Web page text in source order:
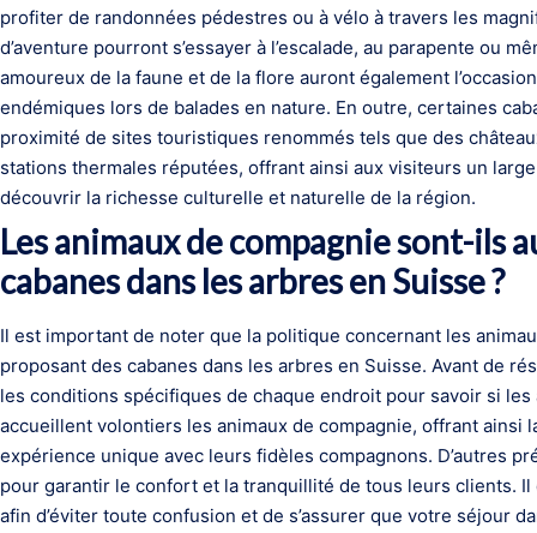
profiter de randonnées pédestres ou à vélo à travers les
d’aventure pourront s’essayer à l’escalade, au parapente ou
amoureux de la faune et de la flore auront également
endémiques lors de balades en nature. En outre, certaines
proximité de sites touristiques renommés tels que des
stations thermales réputées, offrant ainsi aux visiteurs un
découvrir la richesse culturelle et naturelle de la région.
Les animaux de compagnie sont-ils
cabanes dans les arbres en Suisse ?
Il est important de noter que la politique concernant les
proposant des cabanes dans les arbres en Suisse. Avant de
les conditions spécifiques de chaque endroit pour savoir si
accueillent volontiers les animaux de compagnie, offrant
expérience unique avec leurs fidèles compagnons. D’autres
pour garantir le confort et la tranquillité de tous leurs clients.
afin d’éviter toute confusion et de s’assurer que votre séjour